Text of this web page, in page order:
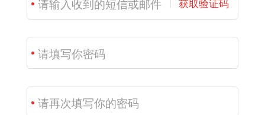
获取验证码